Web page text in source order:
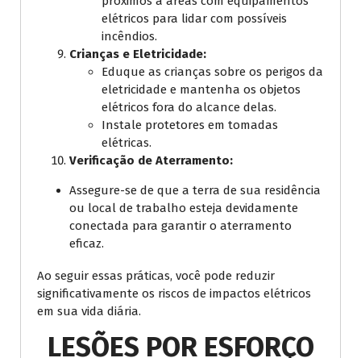
elétricos para lidar com possíveis
incêndios.
Crianças e Eletricidade:
Eduque as crianças sobre os perigos da
eletricidade e mantenha os objetos
elétricos fora do alcance delas.
Instale protetores em tomadas
elétricas.
Verificação de Aterramento:
Assegure-se de que a terra de sua residência
ou local de trabalho esteja devidamente
conectada para garantir o aterramento
eficaz.
Ao seguir essas práticas, você pode reduzir
significativamente os riscos de impactos elétricos
em sua vida diária.
LESÕES POR ESFORÇO